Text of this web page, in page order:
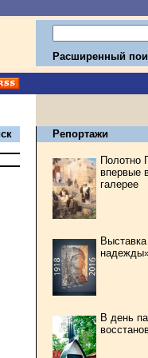
Расширенный
Репортажи
Полотно
впервые
галерее
В день